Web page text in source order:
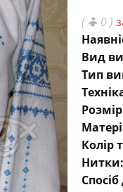
(
0 )
Вид
Тип
Колір
Нитки: